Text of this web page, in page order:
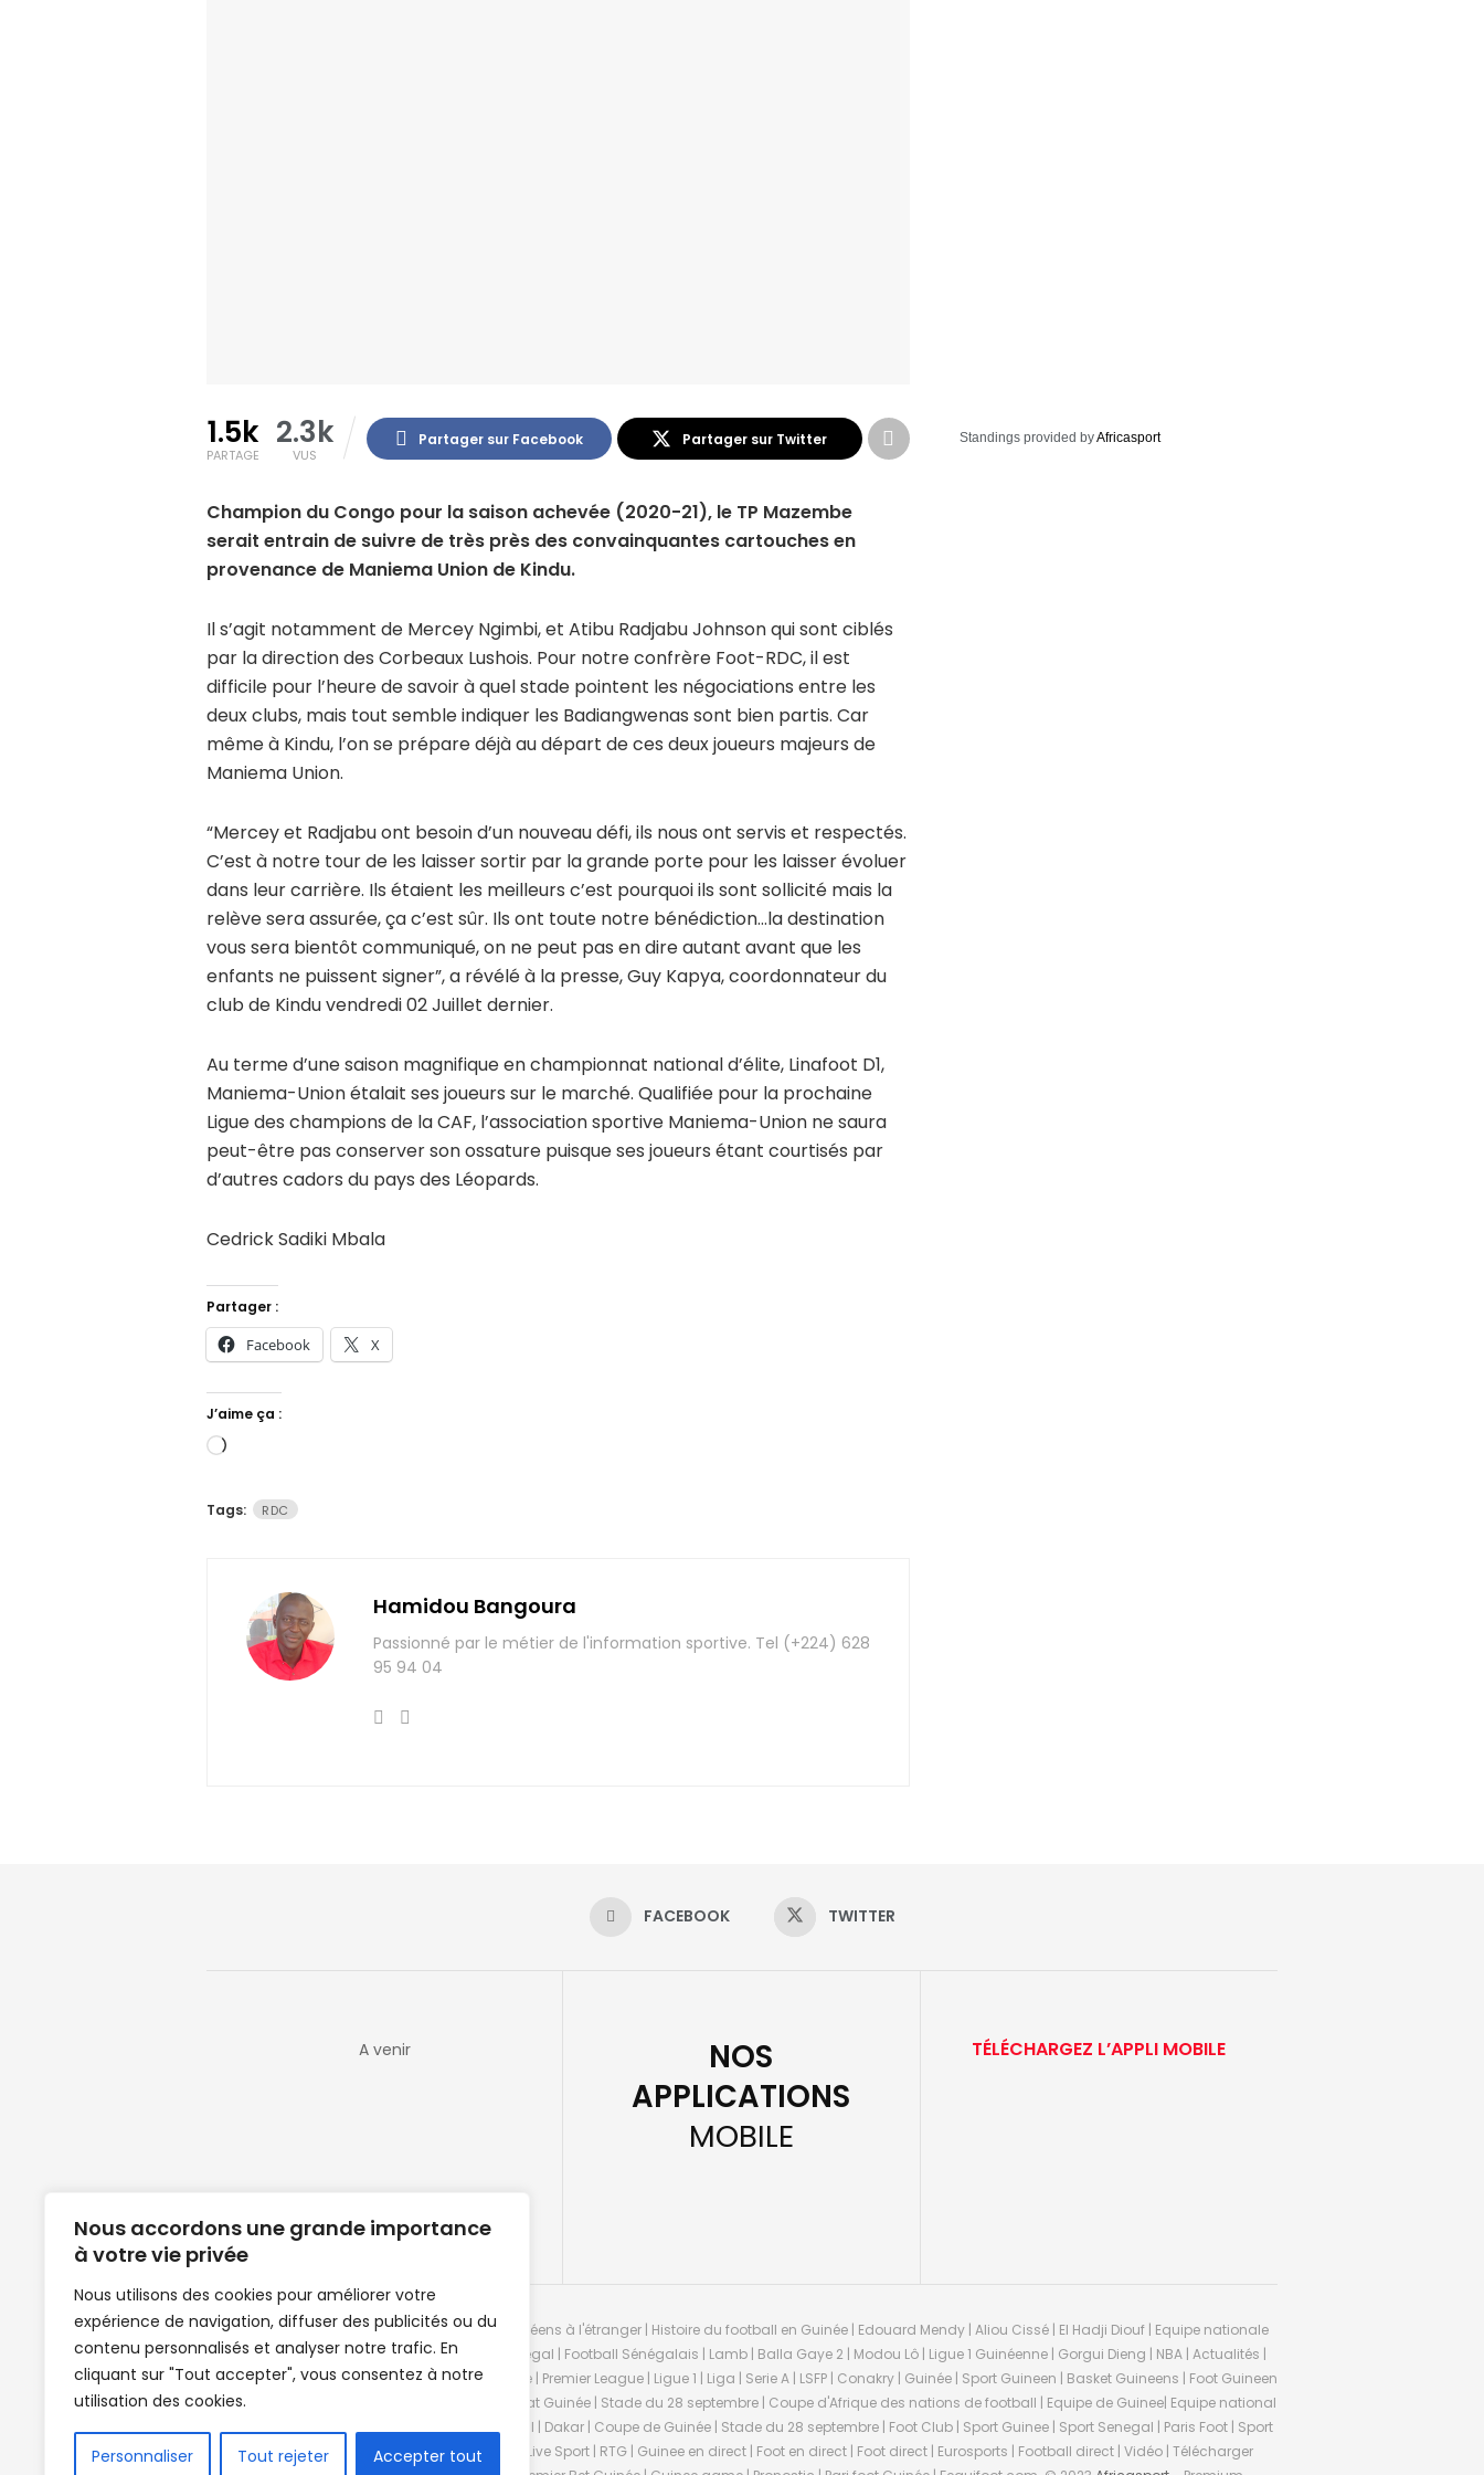
Nous accordons une grande importance
à votre vie privée
Nous utilisons des cookies pour améliorer votre
expérience de navigation, diffuser des publicités ou du
contenu personnalisés et analyser notre trafic. En
cliquant sur "Tout accepter", vous consentez à notre
utilisation des cookies.
Personnaliser Tout rejeter Accepter tout
1.5k
PARTAGE
2.3k
VUS
Partager sur Facebook Partager sur Twitter
Champion du Congo pour la saison achevée (2020-21), le TP Mazembe
serait entrain de suivre de très près des convainquantes cartouches en
provenance de Maniema Union de Kindu.
Il s’agit notamment de Mercey Ngimbi, et Atibu Radjabu Johnson qui sont ciblés
par la direction des Corbeaux Lushois. Pour notre confrère Foot-RDC, il est
difficile pour l’heure de savoir à quel stade pointent les négociations entre les
deux clubs, mais tout semble indiquer les Badiangwenas sont bien partis. Car
même à Kindu, l’on se prépare déjà au départ de ces deux joueurs majeurs de
Maniema Union.
“Mercey et Radjabu ont besoin d’un nouveau défi, ils nous ont servis et respectés.
C’est à notre tour de les laisser sortir par la grande porte pour les laisser évoluer
dans leur carrière. Ils étaient les meilleurs c’est pourquoi ils sont sollicité mais la
relève sera assurée, ça c’est sûr. Ils ont toute notre bénédiction…la destination
vous sera bientôt communiqué, on ne peut pas en dire autant avant que les
enfants ne puissent signer”, a révélé à la presse, Guy Kapya, coordonnateur du
club de Kindu vendredi 02 Juillet dernier.
Au terme d’une saison magnifique en championnat national d’élite, Linafoot D1,
Maniema-Union étalait ses joueurs sur le marché. Qualifiée pour la prochaine
Ligue des champions de la CAF, l’association sportive Maniema-Union ne saura
peut-être pas conserver son ossature puisque ses joueurs étant courtisés par
d’autres cadors du pays des Léopards.
Cedrick Sadiki Mbala
Partager :
Facebook X
J’aime ça :
Chargement…
Tags: RDC
Hamidou Bangoura
Passionné par le métier de l'information sportive. Tel (+224) 628
95 94 04
Standings provided byAfricasport
FACEBOOK TWITTER
A venir
NOS
APPLICATIONS
MOBILE
TÉLÉCHARGEZ L’APPLI MOBILE
Clubs de football en Guinée | Footballeurs guinéens à l'étranger | Histoire du football en Guinée | Edouard Mendy | Aliou Cissé | El Hadji Diouf | Equipe nationale
de Guinée de football | Mercato | Lions du Sénégal | Football Sénégalais | Lamb | Balla Gaye 2 | Modou Lô | Ligue 1 Guinéenne | Gorgui Dieng | NBA | Actualités |
News | Match en direct | But | Actualité au Guinée | Premier League | Ligue 1 | Liga | Serie A | LSFP | Conakry | Guinée | Sport Guineen | Basket Guineens | Foot Guineen
| Handball Guinee | Match Guinee | Championnat Guinée | Stade du 28 septembre | Coupe d'Afrique des nations de football | Equipe de Guinee| Equipe national
de Guinée | Senegal Equipe | Guinée | Le Senegal | Dakar | Coupe de Guinée | Stade du 28 septembre | Foot Club | Sport Guinee | Sport Senegal | Paris Foot | Sport
en direct | Boxe | Sénégal Dakar | La Guinée | Live Sport | RTG | Guinee en direct | Foot en direct | Foot direct | Eurosports | Football direct | Vidéo | Télécharger